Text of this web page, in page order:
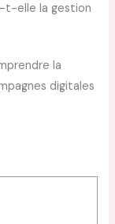
t-elle la gestion
la
digitales